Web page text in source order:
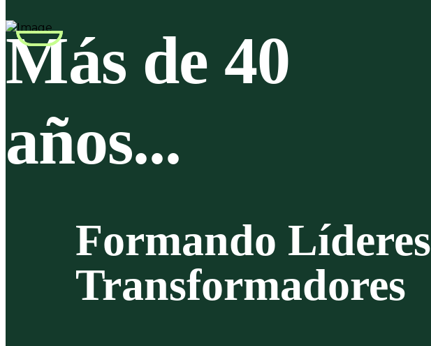
Más de 40
años...
Formando Líderes
Transformadores